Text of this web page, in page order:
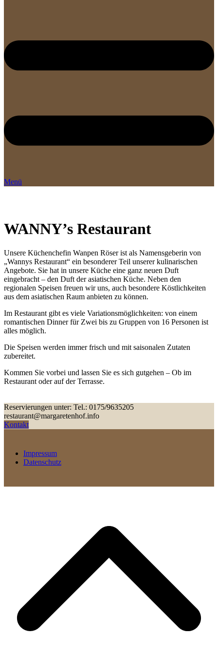
Menü
WANNY’s Restaurant
Unsere Küchenchefin Wanpen Röser ist als Namensgeberin von
„Wannys Restaurant“ ein besonderer Teil unserer kulinarischen
Angebote. Sie hat in unsere Küche eine ganz neuen Duft
eingebracht – den Duft der asiatischen Küche. Neben den
regionalen Speisen freuen wir uns, auch besondere Köstlichkeiten
aus dem asiatischen Raum anbieten zu können.
Im Restaurant gibt es viele Variationsmöglichkeiten: von einem
romantischen Dinner für Zwei bis zu Gruppen von 16 Personen ist
alles möglich.
Die Speisen werden immer frisch und mit saisonalen Zutaten
zubereitet.
Kommen Sie vorbei und lassen Sie es sich gutgehen – Ob im
Restaurant oder auf der Terrasse.
Reservierungen unter: Tel.: 0175/9635205
restaurant@margaretenhof.info
Kontakt
Impressum
Datenschutz